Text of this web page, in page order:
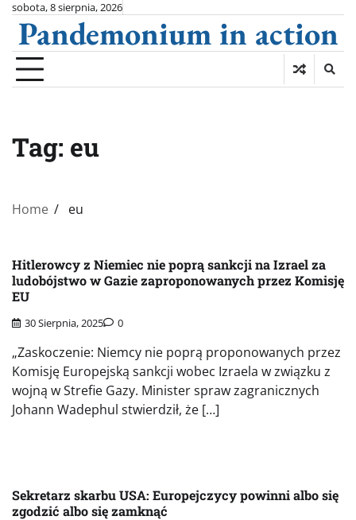
Skip
content
sobota, 8 sierpnia, 2026
Pandemonium in action
Tag: eu
Home eu
Hitlerowcy z Niemiec nie poprą sankcji na Izrael za
ludobójstwo w Gazie zaproponowanych przez Komisję
EU
30 Sierpnia, 2025 0
„Zaskoczenie: Niemcy nie poprą proponowanych przez
Komisję Europejską sankcji wobec Izraela w związku z
wojną w Strefie Gazy. Minister spraw zagranicznych
Johann Wadephul stwierdził, że […]
Sekretarz skarbu USA: Europejczycy powinni albo się
zgodzić albo się zamknąć